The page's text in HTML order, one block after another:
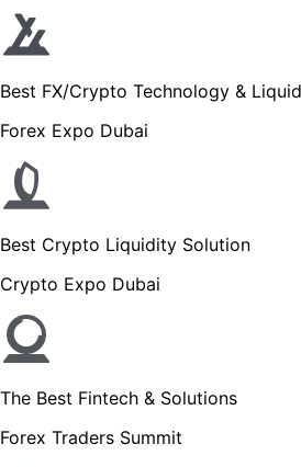
Best FX/Crypto Technology &
Forex Expo Dubai
Best Crypto Liquidity Solution
Crypto Expo Dubai
The Best Fintech & Solutions
Forex Traders Summit